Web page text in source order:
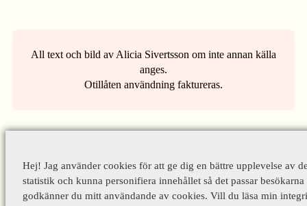
All text och bild av Alicia Sivertsson om inte annan källa
anges.
Otillåten användning faktureras.
Hej! Jag använder cookies för att ge dig en bättre upplevelse av
statistik och kunna personifiera innehållet så det passar
godkänner du mitt användande av cookies. Vill du läsa min